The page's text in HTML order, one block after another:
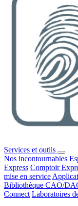
Services et outils
Nos incontournables
Express Comptoir
mise en service
Bibliothèque CAO/
Connect Laboratoires